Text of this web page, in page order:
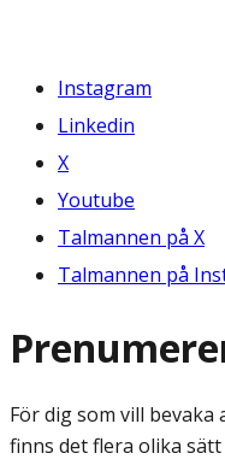
Instagram
Linkedin
X
Youtube
Talmannen på X
Talmannen på
För dig som vill
finns det flera olika